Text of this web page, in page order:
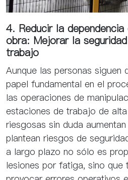
4. Reducir la
obra: Mejorar la
trabajo
Aunque las personas siguen
papel fundamental en el
las operaciones de
estaciones de trabajo de
riesgosas sin duda
plantean riesgos de
a largo plazo no sólo es
lesiones por fatiga, sino que